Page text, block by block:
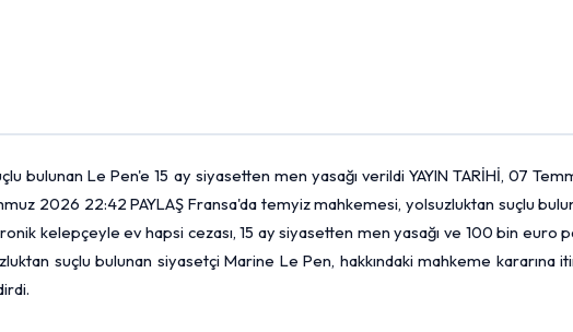
bulunan Le Pen'e 15 ay siyasetten men yasağı verildi YAYIN TARİHİ, 07
2026 22:42 PAYLAŞ Fransa'da temyiz mahkemesi, yolsuzluktan suçlu
kelepçeyle ev hapsi cezası, 15 ay siyasetten men yasağı ve 100 bin euro
suçlu bulunan siyasetçi Marine Le Pen, hakkındaki mahkeme kararına